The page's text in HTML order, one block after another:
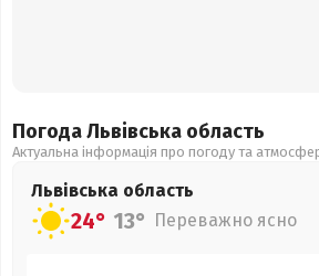
Погода Львівська область
Актуальна інформація про погоду та
Львівська область
24° 13° Переважно ясно